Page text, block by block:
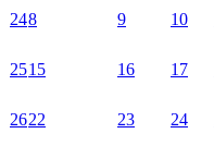
248 9 10
2515 16 17
2622 23 24